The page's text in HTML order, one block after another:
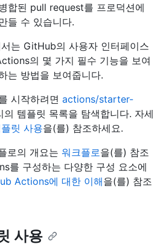
합된 pull request를 프로덕션에
들 수 있습니다.
는 GitHub의 사용자 인터페이스
의 몇 가지 필수 기능을 보여
는 방법을 보여줍니다.
시작하려면 actions/starter-
의 템플릿 목록을 탐색합니다. 자세
릿 사용을(를) 참조하세요.
로의 개요는 워크플로을(를) 참조
를 구성하는 다양한 구성 요소에
Actions에 대한 이해을(를) 참조
사용